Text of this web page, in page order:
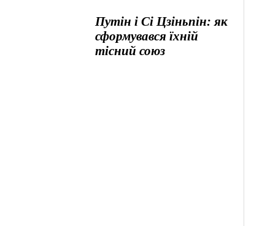
Путін і Сі Цзіньпін: як
сформувався їхній
тісний союз